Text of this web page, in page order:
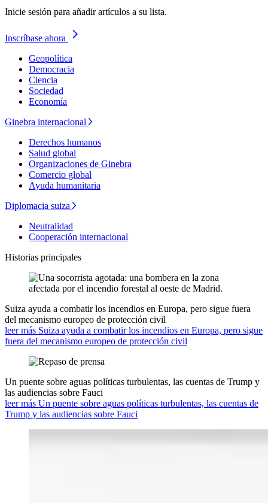
Inicie sesión para añadir artículos a su lista.
Inscríbase ahora
Geopolítica
Democracia
Ciencia
Sociedad
Economía
Ginebra internacional
Derechos humanos
Salud global
Organizaciones de Ginebra
Comercio global
Ayuda humanitaria
Diplomacia suiza
Neutralidad
Cooperación internacional
Historias principales
Suiza ayuda a combatir los incendios en Europa, pero sigue fuera
del mecanismo europeo de protección civil
leer más Suiza ayuda a combatir los incendios en Europa, pero sigue
fuera del mecanismo europeo de protección civil
Un puente sobre aguas políticas turbulentas, las cuentas de Trump y
las audiencias sobre Fauci
leer más Un puente sobre aguas políticas turbulentas, las cuentas de
Trump y las audiencias sobre Fauci